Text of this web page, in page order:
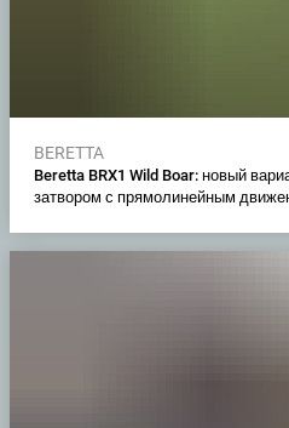
BERETTA
Beretta BRX1 Wild Boar: новый
затвором с прямолинейным